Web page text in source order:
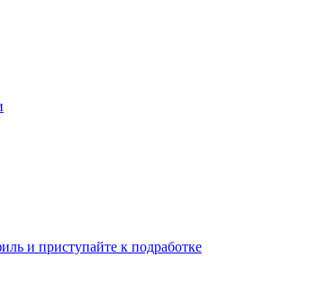
и приступайте к подработке